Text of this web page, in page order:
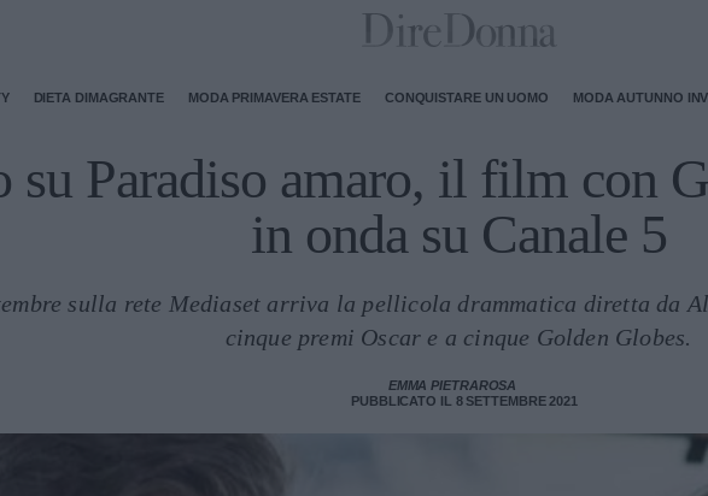
DIETA DIMAGRANTE MODA PRIMAVERA ESTATE CONQUISTARE UN UOMO MODA AUTUNNO
su Paradiso amaro, il film con
in onda su Canale 5
sulla rete Mediaset arriva la pellicola drammatica diretta da
cinque premi Oscar e a cinque Golden Globes.
EMMA PIETRAROSA
PUBBLICATO IL 8 SETTEMBRE 2021